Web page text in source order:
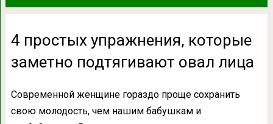
4 простых упражнения, которые
заметно подтягивают овал лица
Современной женщине гораздо проще сохранить
свою молодость, чем нашим бабушкам и